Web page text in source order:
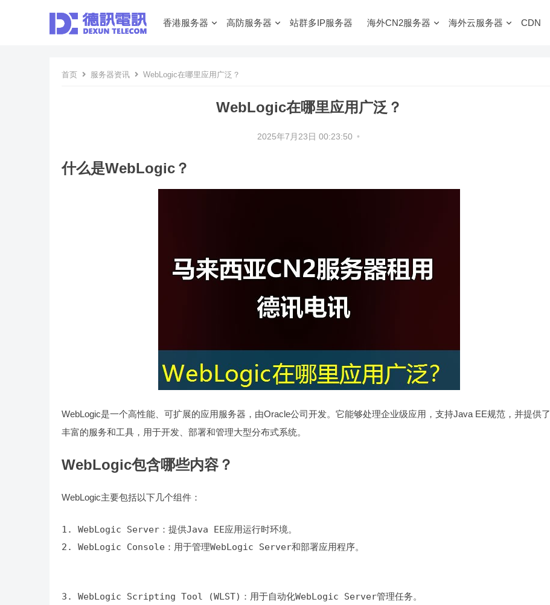
香港服务器 高防服务器 站群多IP服务器 海外CN2服务器 海外云服务器 CDN
首页 服务器资讯 WebLogic在哪里应用广泛？
WebLogic在哪里应用广泛？
2025年7月23日 00:23:50 •
什么是WebLogic？
WebLogic是一个高性能、可扩展的应用服务器，由Oracle公司开发。它能够处理企业级应用，支持Java EE规范，并提供了
丰富的服务和工具，用于开发、部署和管理大型分布式系统。
WebLogic包含哪些内容？
WebLogic主要包括以下几个组件：
2. WebLogic Console：用于管理WebLogic Server和部署应用程序。
3. WebLogic Scripting Tool (WLST)：用于自动化WebLogic Server管理任务。